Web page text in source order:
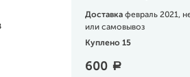
Доставка февраль 2021,
или самовывоз
Куплено 15
600 a